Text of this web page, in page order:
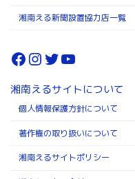
湘南える新聞設置協力店一覧
Facebook
Instagram
Twitter
YouTube
湘南えるサイトについて
個人情報保護方針について
著作権の取り扱いについて
湘南えるサイトポリシー